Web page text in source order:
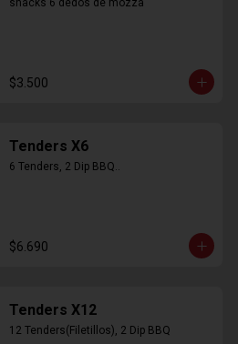
snacks 6 dedos de mozza
$3.500
Tenders X6
6 Tenders, 2 Dip BBQ..
$6.690
Tenders X12
12 Tenders(Filetillos), 2 Dip BBQ